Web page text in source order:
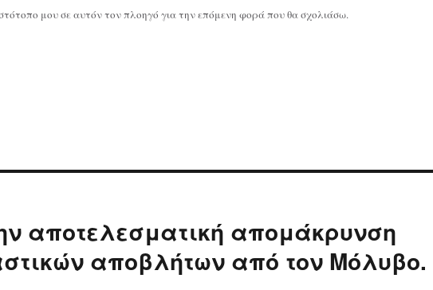
μου σε αυτόν τον πλοηγό για την επόμενη φορά που θα σχολιάσω.
αποτελεσματική απομάκρυνση
αποβλήτων από τον Μόλυβο.